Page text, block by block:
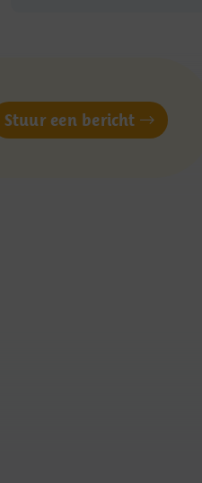
Stuur een bericht